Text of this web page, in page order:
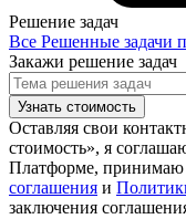
Решение задач
Все Решенные задачи
Закажи решение задач
Узнать стоимость
Оставляя свои
стоимость», я
Платформе, принимаю
соглашения и
заключения